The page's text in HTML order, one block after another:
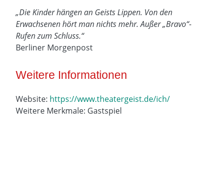
„Die Kinder hängen an Geists Lippen. Von den
Erwachsenen hört man nichts mehr. Außer „Bravo“-
Rufen zum Schluss.“
Berliner Morgenpost
Weitere Informationen
Website: https://www.theatergeist.de/ich/
Weitere Merkmale: Gastspiel